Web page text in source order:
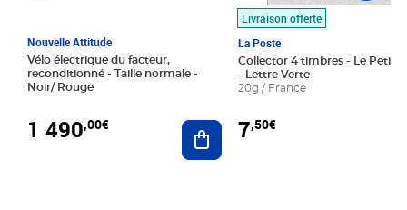
Nouvelle Attitude
Vélo électrique du facteur,
reconditionné - Taille normale -
Noir/ Rouge
1 490,00€ Ajouter au panier
Livraison offerte
La Poste
Collector 4 timbres - Le Petit
- Lettre Verte
20g / France
7,50€